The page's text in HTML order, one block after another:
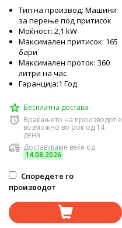
Тип на производ: Машини
за перење под притисок
Моќност: 2,1 kW
Максимален притисок: 165
бари
Максимален проток: 360
литри на час
Гаранција:1 Год
Бесплатна достава
Враќањето на производот е
возможно во рок од 14
дена
Доставуваме веќе од
14.08.2026
Споредете го
производот